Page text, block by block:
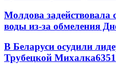
Молдова задействовала
воды из-за обмеления
В Беларуси осудили
Трубецкой Михалка6351